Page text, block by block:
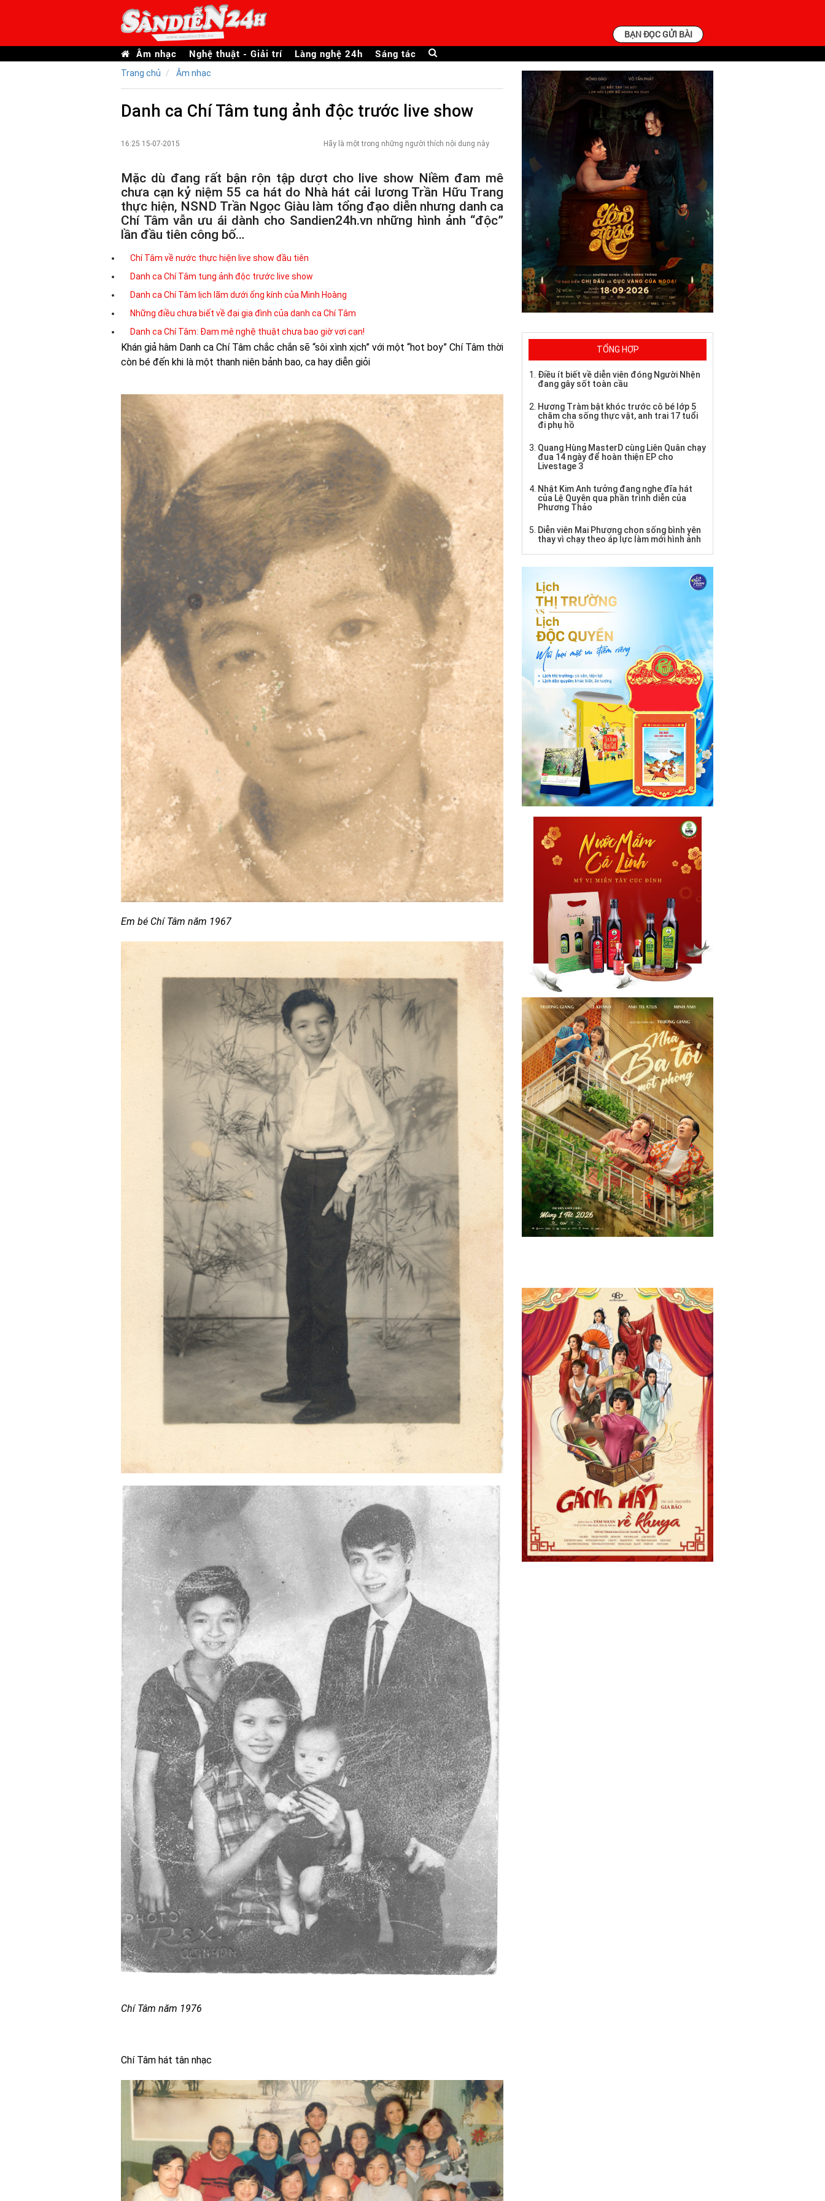
BẠN ĐỌC GỬI BÀI
Âm nhạc Nghệ thuật - Giải trí Làng nghệ 24h Sáng tác
Trang chủ Âm nhạc
Danh ca Chí Tâm tung ảnh độc trước live show
16:25 15-07-2015 Hãy là một trong những người thích nội dung này
Mặc dù đang rất bận rộn tập dượt cho live show Niềm đam mê
chưa cạn kỷ niệm 55 ca hát do Nhà hát cải lương Trần Hữu Trang
thực hiện, NSND Trần Ngọc Giàu làm tổng đạo diễn nhưng danh ca
Chí Tâm vẫn ưu ái dành cho Sandien24h.vn những hình ảnh “độc”
lần đầu tiên công bố…
Chí Tâm về nước thực hiện live show đầu tiên
Danh ca Chí Tâm tung ảnh độc trước live show
Danh ca Chí Tâm lịch lãm dưới ống kính của Minh Hoàng
Những điều chưa biết về đại gia đình của danh ca Chí Tâm
Danh ca Chí Tâm: Đam mê nghệ thuật chưa bao giờ vơi cạn!
Khán giả hâm Danh ca Chí Tâm chắc chắn sẽ “sôi xình xịch” với một “hot boy” Chí Tâm thời
còn bé đến khi là một thanh niên bảnh bao, ca hay diễn giỏi
Em bé Chí Tâm năm 1967
Chí Tâm năm 1976
Chí Tâm hát tân nhạc
TỔNG HỢP
Điều ít biết về diễn viên đóng Người Nhện
đang gây sốt toàn cầu
Hương Tràm bật khóc trước cô bé lớp 5
chăm cha sống thực vật, anh trai 17 tuổi
đi phụ hồ
Quang Hùng MasterD cùng Liên Quân chạy
đua 14 ngày để hoàn thiện EP cho
Livestage 3
Nhật Kim Anh tưởng đang nghe đĩa hát
của Lệ Quyên qua phần trình diễn của
Phương Thảo
Diễn viên Mai Phượng chọn sống bình yên
thay vì chạy theo áp lực làm mới hình ảnh